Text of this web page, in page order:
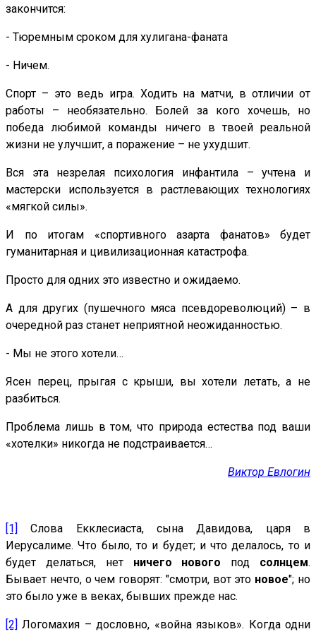
закончится:
- Тюремным сроком для хулигана-фаната
- Ничем.
Спорт – это ведь игра. Ходить на матчи, в отличии от
работы – необязательно. Болей за кого хочешь, но
победа любимой команды ничего в твоей реальной
жизни не улучшит, а поражение – не ухудшит.
Вся эта незрелая психология инфантила – учтена и
мастерски используется в растлевающих технологиях
«мягкой силы».
И по итогам «спортивного азарта фанатов» будет
гуманитарная и цивилизационная катастрофа.
Просто для одних это известно и ожидаемо.
А для других (пушечного мяса псевдореволюций) – в
очередной раз станет неприятной неожиданностью.
- Мы не этого хотели…
Ясен перец, прыгая с крыши, вы хотели летать, а не
разбиться.
Проблема лишь в том, что природа естества под ваши
«хотелки» никогда не подстраивается…
Виктор Евлогин
[1]
Слова Екклесиаста, сына Давидова, царя в
Иерусалиме. Что было, то и будет; и что делалось, то и
будет делаться, нет ничего нового под солнцем.
Бывает нечто, о чем говорят: "смотри, вот это новое"; но
это было уже в веках, бывших прежде нас.
[2] Логомахия – дословно, «война языков». Когда одни